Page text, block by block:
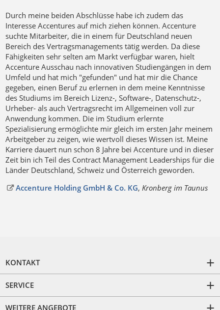
Durch meine beiden Abschlüsse habe ich zudem das
Interesse Accentures auf mich ziehen können. Accenture
suchte Mitarbeiter, die in einem für Deutschland neuen
Bereich des Vertragsmanagements tätig werden. Da diese
Fähigkeiten sehr selten am Markt verfügbar waren, hielt
Accenture Ausschau nach innovativen Studiengängen in dem
Umfeld und hat mich "gefunden" und hat mir die Chance
gegeben, einen Beruf zu erlernen in dem meine Kenntnisse
des Studiums im Bereich Lizenz-, Software-, Datenschutz-,
Urheber- als auch Vertragsrecht im Allgemeinen voll zur
Anwendung kommen. Die im Studium erlernte
Spezialisierung ermöglichte mir gleich im ersten Jahr meinem
Arbeitgeber zu zeigen, wie wertvoll dieses Wissen ist. Meine
Karriere dauert nun schon 8 Jahre bei Accenture und in dieser
Zeit bin ich Teil des Contract Management Leaderships für die
Länder Deutschland, Schweiz und Österreich geworden.
Accenture Holding GmbH & Co. KG, Kronberg im Taunus
KONTAKT
SERVICE
WEITERE ANGEBOTE